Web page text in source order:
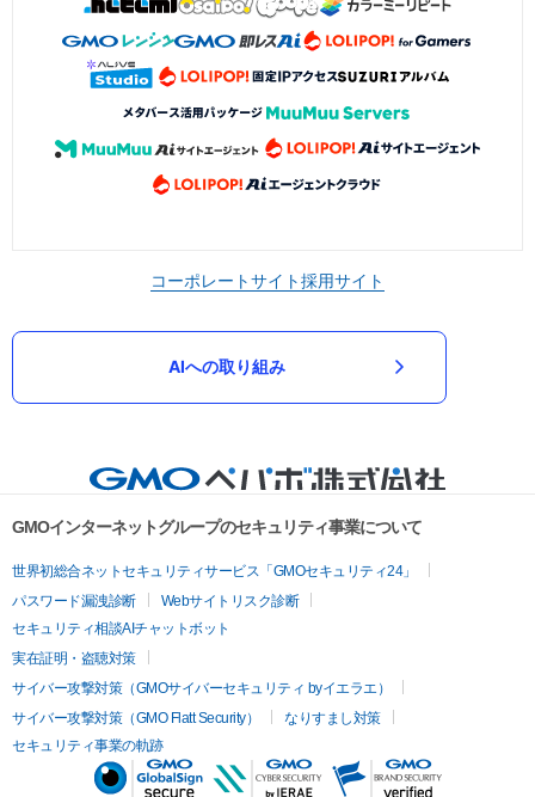
コーポレートサイト採用サイト
AIへの取り組み
GMOインターネットグループのセキュリティ事業について
世界初総合ネットセキュリティサービス「GMOセキュリティ24」
パスワード漏洩診断
Webサイトリスク診断
セキュリティ相談AIチャットボット
実在証明・盗聴対策
サイバー攻撃対策（GMOサイバーセキュリティ byイエラエ）
サイバー攻撃対策（GMO Flatt Security）
なりすまし対策
セキュリティ事業の軌跡